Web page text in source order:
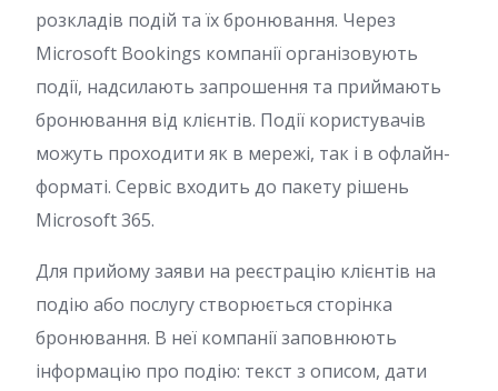
розкладів подій та їх бронювання. Через
Microsoft Bookings компанії організовують
події, надсилають запрошення та приймають
бронювання від клієнтів. Події користувачів
можуть проходити як в мережі, так і в офлайн-
форматі. Сервіс входить до пакету рішень
Microsoft 365.
Для прийому заяви на реєстрацію клієнтів на
подію або послугу створюється сторінка
бронювання. В неї компанії заповнюють
інформацію про подію: текст з описом, дати